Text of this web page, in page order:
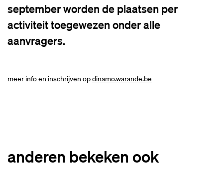
september worden de plaatsen per
activiteit toegewezen onder alle
aanvragers.
meer info en inschrijven opdinamo.warande.be
anderen bekeken ook